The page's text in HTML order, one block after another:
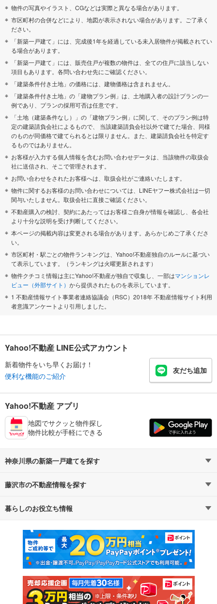
物件の写真やイラスト、CGなどは実際と異なる場合があります。
市区町村の合併などにより、地図が表示されない場合があります。ご了承く
ださい。
「新築一戸建て」には、完成後1年を経過している未入居物件が掲載されてい
る場合があります。
「新築一戸建て」には、販売住戸が複数の物件は、全ての住戸に該当しない
項目もあります。各問い合わせ先にご確認ください。
「建築条件付き土地」の価格には、建物価格は含まれません。
「建築条件付き土地」の「建物プラン例」は、土地購入者の設計プランの一
例であり、プランの採用可否は任意です。
「土地（建築条件なし）」の「建物プラン例」に関して、そのプラン例は特
定の建築請負会社によるもので、 当該建築請負会社以外で建てた場合、同様
のものが同価格で建てられるとは限りません。また、建築請負会社を特定す
るものではありません。
お客様が入力する個人情報を含むお問い合わせデータは、当該物件の取扱会
社に送信され、そこで管理されます。
お問い合わせをされたお客様へは、取扱会社がご連絡いたします。
物件に関するお客様のお問い合わせについては、LINEヤフー株式会社は一切
関与いたしません。取扱会社に直接ご確認ください。
不動産購入の検討、契約にあたってはお客様ご自身が情報を確認し、各会社
より十分な説明を受け判断してください。
本ページの掲載内容は変更される場合があります。あらかじめご了承くださ
い。
市区町村・駅ごとの物件ランキングは、Yahoo!不動産独自のルールに基づい
て表示しています。（ランキングは火曜更新されます）
物件クチコミ情報は主にYahoo!不動産が独自で収集し、一部はマンションレ
ビュー（外部サイト） から提供されたものを表示しています。
1 不動産情報サイト事業者連絡協議会（RSC）2018年 不動産情報サイト利用
者意識アンケートより引用しました。
Yahoo!不動産 LINE公式アカウント
新着物件をいち早くお届け！
便利な機能のご紹介
友だち追加
Yahoo!不動産 アプリ
地図でサクッと物件探し
物件比較が手軽にできる
神奈川県の新築一戸建てを探す
路線・駅から探す
通勤・通学時間から探す
藤沢市の不動産情報を探す
不動産・住宅
新築マンション 中古マンション
新築一戸建て 中古一戸建て
注文住宅 土地
暮らしのお役立ち情報
マンションカタログ 教えて！住まいの先生